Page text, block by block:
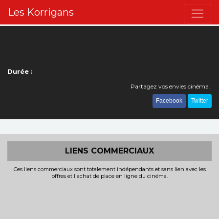
Les Korrigans
Durée :
Partagez vos envies cinéma :
Facebook Twitter
LIENS COMMERCIAUX
Ces liens commerciaux sont totalement indépendants et sans lien avec les
offres et l'achat de place en ligne du cinéma.